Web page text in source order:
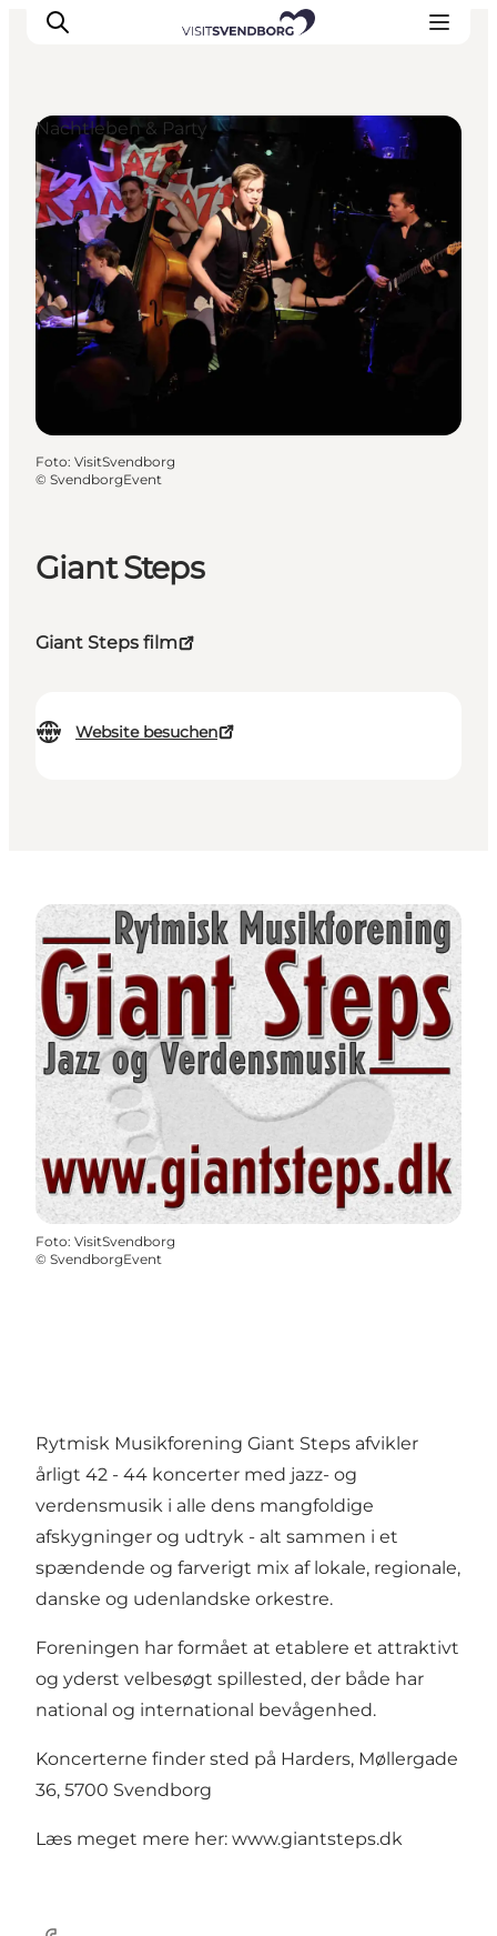
Veranstaltungen
Essen und Trinken
Shopping in Svendborg
Übernachtung
Den Urlaub planen
Giant Steps
Giant Steps film
Website besuchen
Nachtleben & Party
Foto: VisitSvendborg
© SvendborgEvent
Foto: VisitSvendborg
© SvendborgEvent
Rytmisk Musikforening Giant Steps afvikler
årligt 42 - 44 koncerter med jazz- og
verdensmusik i alle dens mangfoldige
afskygninger og udtryk - alt sammen i et
spændende og farverigt mix af lokale, regionale,
danske og udenlandske orkestre.
Foreningen har formået at etablere et attraktivt
og yderst velbesøgt spillested, der både har
national og international bevågenhed.
Koncerterne finder sted på Harders, Møllergade
36, 5700 Svendborg
Læs meget mere her: www.giantsteps.dk